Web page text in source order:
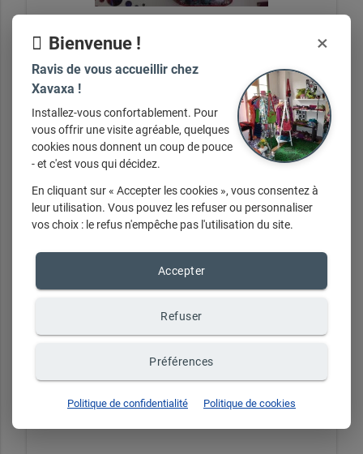
Petits cabas La fiancée du Mékong
+ d'infos sur demande
Bienvenue ! ×
Ravis de vous accueillir chez
Xavaxa !
Installez-vous confortablement. Pour
vous offrir une visite agréable, quelques
cookies nous donnent un coup de pouce
- et c'est vous qui décidez.
En cliquant sur « Accepter les cookies », vous consentez à
leur utilisation. Vous pouvez les refuser ou personnaliser
vos choix : le refus n'empêche pas l'utilisation du site.
Accepter
Refuser
Préférences
Politique de confidentialité Politique de cookies